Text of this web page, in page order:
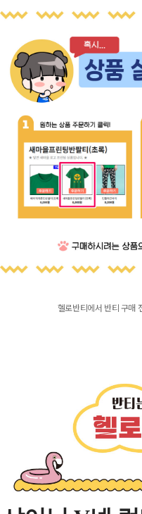
헬로반티에서 반티 구매